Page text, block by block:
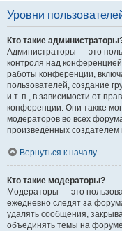
Уровни
Кто такие
Администраторы — это
контроля над
работы конференции,
пользователей, создание
и т. п., в зависимости от
конференции. Они также
модераторов во всех
произведённых
Вернуться к началу
Кто такие модераторы?
Модераторы — это
ежедневно следят за
удалять сообщения,
объединять темы на